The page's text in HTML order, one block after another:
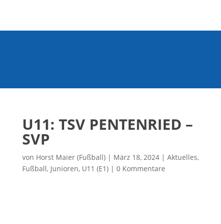
U11: TSV PENTENRIED –
SVP
von Horst Maier (Fußball)| März 18, 2024| Aktuelles,
Fußball, Junioren, U11 (E1)| 0 Kommentare